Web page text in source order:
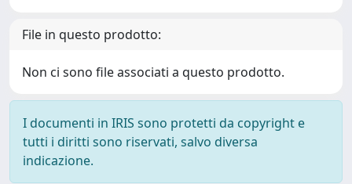
File in questo prodotto:
Non ci sono file associati a questo prodotto.
I documenti in IRIS sono protetti da copyright e
tutti i diritti sono riservati, salvo diversa
indicazione.